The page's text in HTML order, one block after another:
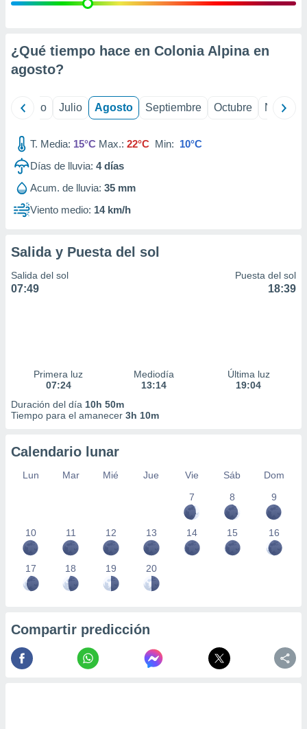
e
mediante
de
1199
¿Qué tiempo hace en Colonia Alpina en
agosto?
Junio Julio Agosto Septiembre Octubre
T. Media: 15°C Max.: 22°C Min: 10°C
Días de lluvia: 4días
Acum. de lluvia: 35 mm
Viento medio: 14 km/h
Salida y Puesta del sol
Salida del sol
07:49
Puesta del sol
18:39
Primera luz
07:24
Mediodía
13:14
Última luz
19:04
Duración del día 10h 50m
Tiempo para el amanecer 3h 10m
Calendario lunar
Lun Mar Mié Jue Vie Sáb
Dom
7
8 9
10 11 12 13 14 15 16
17 18 19 20
Compartir predicción